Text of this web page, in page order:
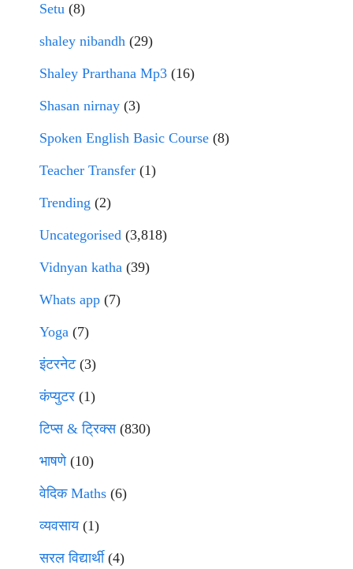
Setu (8)
shaley nibandh (29)
Shaley Prarthana Mp3 (16)
Shasan nirnay (3)
Spoken English Basic Course (8)
Teacher Transfer (1)
Trending (2)
Uncategorised (3,818)
Vidnyan katha (39)
Whats app (7)
Yoga (7)
इंटरनेट(3)
कंप्युटर (1)
टिप्स & ट्रिक्स(830)
भाषणे(10)
वेदिक Maths (6)
व्यवसाय(1)
सरल विद्यार्थी(4)